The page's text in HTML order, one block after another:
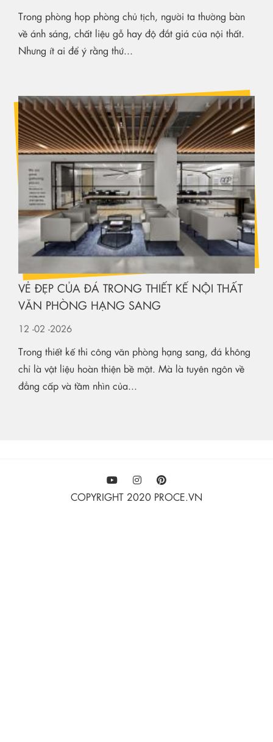
Trong phòng họp phòng chủ tịch, người ta thường bàn
về ánh sáng, chất liệu gỗ hay độ đắt giá của nội thất.
Nhưng ít ai để ý rằng thứ...
VẺ ĐẸP CỦA ĐÁ TRONG THIẾT KẾ NỘI THẤT
VĂN PHÒNG HẠNG SANG
12 -02 -2026
Trong thiết kế thi công văn phòng hạng sang, đá không
chỉ là vật liệu hoàn thiện bề mặt. Mà là tuyên ngôn về
đẳng cấp và tầm nhìn của...
COPYRIGHT 2020 PROCE.VN